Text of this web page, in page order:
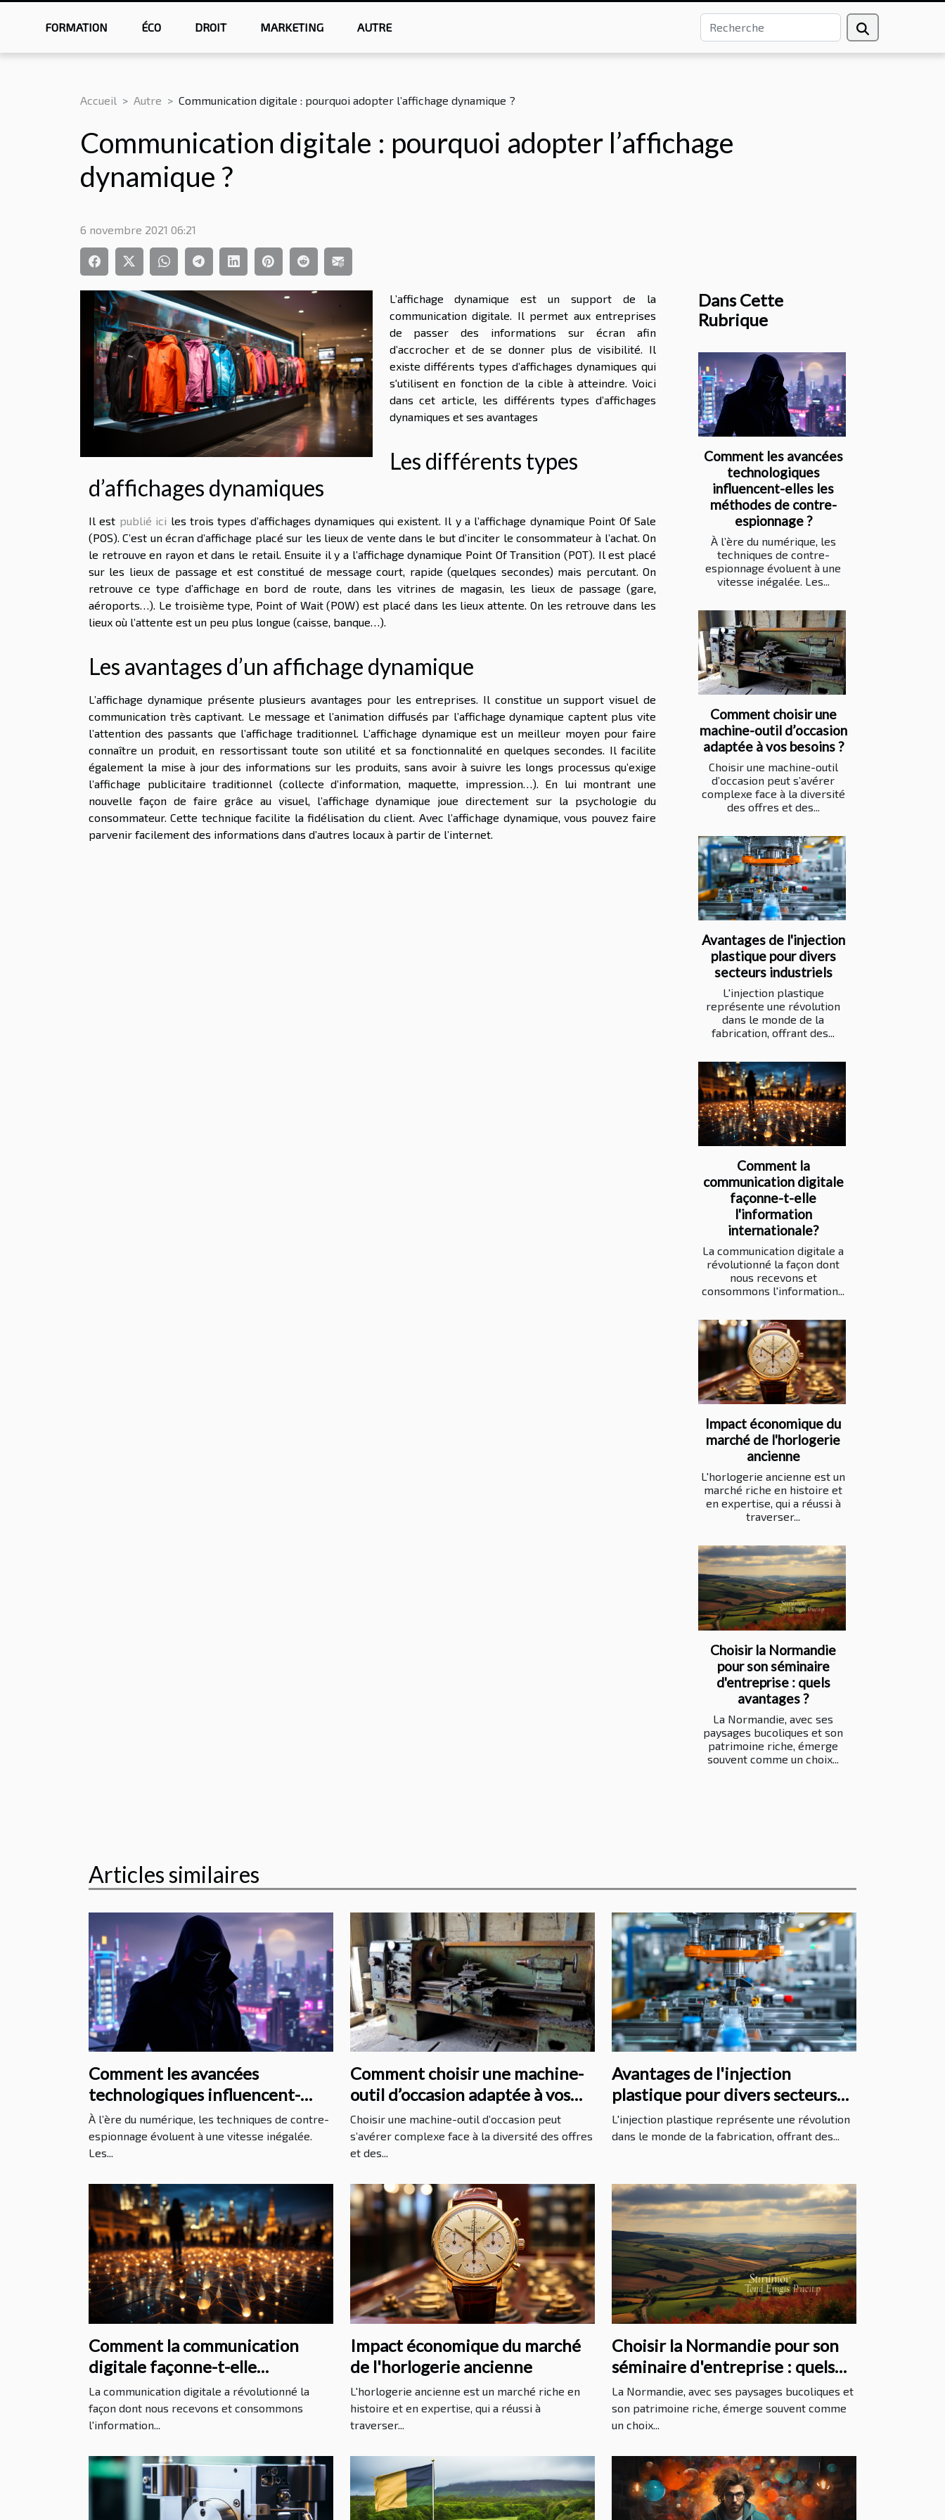
FORMATION ÉCO DROIT MARKETING AUTRE
Accueil Autre Communication digitale : pourquoi adopter l’affichage dynamique ?
Communication digitale : pourquoi adopter l’affichage
dynamique ?
6 novembre 2021 06:21
L’affichage dynamique est un support de la
communication digitale. Il permet aux entreprises
de passer des informations sur écran afin
d’accrocher et de se donner plus de visibilité. Il
existe différents types d’affichages dynamiques qui
s'utilisent en fonction de la cible à atteindre. Voici
dans cet article, les différents types d’affichages
dynamiques et ses avantages
Les différents types
d’affichages dynamiques
Il est publié ici les trois types d’affichages dynamiques qui existent. Il y a l’affichage dynamique Point Of Sale
(POS). C’est un écran d’affichage placé sur les lieux de vente dans le but d’inciter le consommateur à l’achat. On
le retrouve en rayon et dans le retail. Ensuite il y a l’affichage dynamique Point Of Transition (POT). Il est placé
sur les lieux de passage et est constitué de message court, rapide (quelques secondes) mais percutant. On
retrouve ce type d’affichage en bord de route, dans les vitrines de magasin, les lieux de passage (gare,
aéroports…). Le troisième type, Point of Wait (POW) est placé dans les lieux attente. On les retrouve dans les
lieux où l’attente est un peu plus longue (caisse, banque…).
Les avantages d’un affichage dynamique
L’affichage dynamique présente plusieurs avantages pour les entreprises. Il constitue un support visuel de
communication très captivant. Le message et l’animation diffusés par l’affichage dynamique captent plus vite
l’attention des passants que l’affichage traditionnel. L’affichage dynamique est un meilleur moyen pour faire
connaître un produit, en ressortissant toute son utilité et sa fonctionnalité en quelques secondes. Il facilite
également la mise à jour des informations sur les produits, sans avoir à suivre les longs processus qu’exige
l’affichage publicitaire traditionnel (collecte d’information, maquette, impression…). En lui montrant une
nouvelle façon de faire grâce au visuel, l’affichage dynamique joue directement sur la psychologie du
consommateur. Cette technique facilite la fidélisation du client. Avec l’affichage dynamique, vous pouvez faire
parvenir facilement des informations dans d’autres locaux à partir de l’internet.
Dans Cette
Rubrique
Comment les avancées
technologiques
influencent-elles les
méthodes de contre-
espionnage ?
À l’ère du numérique, les
techniques de contre-
espionnage évoluent à une
vitesse inégalée. Les...
Comment choisir une
machine-outil d’occasion
adaptée à vos besoins ?
Choisir une machine-outil
d’occasion peut s’avérer
complexe face à la diversité
des offres et des...
Avantages de l'injection
plastique pour divers
secteurs industriels
L'injection plastique
représente une révolution
dans le monde de la
fabrication, offrant des...
Comment la
communication digitale
façonne-t-elle
l'information
internationale?
La communication digitale a
révolutionné la façon dont
nous recevons et
consommons l'information...
Impact économique du
marché de l'horlogerie
ancienne
L'horlogerie ancienne est un
marché riche en histoire et
en expertise, qui a réussi à
traverser...
Choisir la Normandie
pour son séminaire
d'entreprise : quels
avantages ?
La Normandie, avec ses
paysages bucoliques et son
patrimoine riche, émerge
souvent comme un choix...
Articles similaires
Comment les avancées
technologiques influencent-
elles les méthodes de contre-
espionnage ?
À l’ère du numérique, les techniques de contre-
espionnage évoluent à une vitesse inégalée.
Les...
Comment choisir une machine-
outil d’occasion adaptée à vos
besoins ?
Choisir une machine-outil d’occasion peut
s’avérer complexe face à la diversité des offres
et des...
Avantages de l'injection
plastique pour divers secteurs
industriels
L'injection plastique représente une révolution
dans le monde de la fabrication, offrant des...
Comment la communication
digitale façonne-t-elle
l'information internationale?
La communication digitale a révolutionné la
façon dont nous recevons et consommons
l'information...
Impact économique du marché
de l'horlogerie ancienne
L'horlogerie ancienne est un marché riche en
histoire et en expertise, qui a réussi à
traverser...
Choisir la Normandie pour son
séminaire d'entreprise : quels
avantages ?
La Normandie, avec ses paysages bucoliques et
son patrimoine riche, émerge souvent comme
un choix...